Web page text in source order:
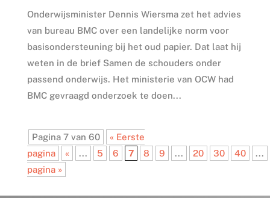
Onderwijsminister Dennis Wiersma zet het advies
van bureau BMC over een landelijke norm voor
basisondersteuning bij het oud papier. Dat laat hij
weten in de brief Samen de schouders onder
passend onderwijs. Het ministerie van OCW had
BMC gevraagd onderzoek te doen...
Pagina 7 van 60
« Eerste
pagina
« ... 5 6 7 8 9 ... 20 30 40
...
pagina »